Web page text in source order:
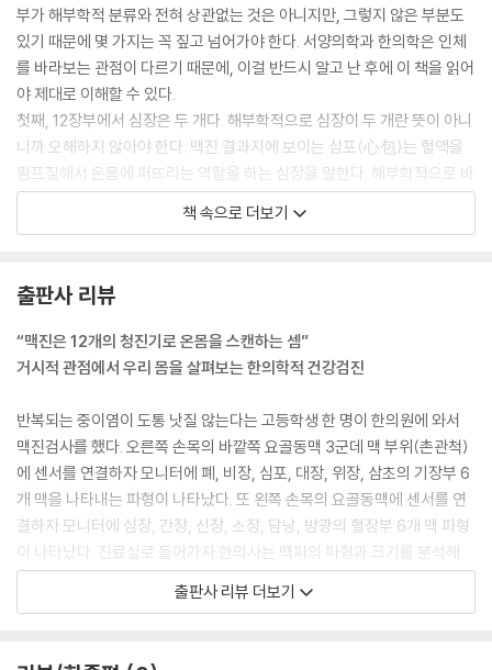
부가 해부학적 분류와 전혀 상관없는 것은 아니지만, 그렇지 않은 부분도
있기 때문에 몇 가지는 꼭 짚고 넘어가야 한다. 서양의학과 한의학은 인체
를 바라보는 관점이 다르기 때문에, 이걸 반드시 알고 난 후에 이 책을 읽어
야 제대로 이해할 수 있다.
첫째, 12장부에서 심장은 두 개다. 해부학적으로 심장이 두 개란 뜻이 아니
니까 오해하지 않아야 한다. 맥진 결과지에 보이는 심포(心包)는 혈액을
펌프질해서 온몸에 퍼뜨리는 역할을 하는 심장을 말한다. 해부학적으로 바
라보는 심장에 좀 더 가까워서, 현대인들이 보통 ‘심장병’이라고 생각하는
협심증, 심근경색 등의 질병을 이 심포맥에서 볼 수 있다.
023년 현재 기점으로 150년이 채 되지 않았다. 우리가 서양의학적 사고방
식에 젖어든 지도 150년이 안 되었다는 뜻이다. 반면에 한의학적 사고는
우리가 쓰는 말에 고스란히 담겨 있다. 우리 몸속 DNA에는 몇 세기 동안
해할 수 있을 것이다. 어떤 일로 마음이 아플 때 우리는 “심장이 아파”라는
말을 쓰기도 한다. 그때의 ‘심장’이 바로 맥진 결과지에 있는 심장이다. 영
어 사전을 찾아봐도 heart는 심장이기도 하고 마음이기도 하다.
--- p.30, 「"먹는 즐거움과 위장장애를 바꾸셨네요”」 중에서
비유하자면 자궁은 동굴이다. 정자가 추운 데 들어가면 활동성이 떨어지지
만 따끈따끈한 데 들어가면 즐거워서 춤을 춘다. 이 환자는 자궁의 상태를
보는 삼초맥이 춥고 거칠거칠했다. 이것은 자궁 점막에 물이 말랐다는 뜻
이다. 자궁이 춥고 건조하면 아기가 생겨도 쉽게 미끄러져 유산된다. 삼초
책 속으로 더보기
출판사 리뷰
“맥진은 12개의 청진기로 온몸을 스캔하는 셈”
거시적 관점에서 우리 몸을 살펴보는 한의학적 건강검진
반복되는 중이염이 도통 낫질 않는다는 고등학생 한 명이 한의원에 와서
맥진검사를 했다. 오른쪽 손목의 바깥쪽 요골동맥 3군데 맥 부위(촌관척)
에 센서를 연결하자 모니터에 폐, 비장, 심포, 대장, 위장, 삼초의 기장부 6
개 맥을 나타내는 파형이 나타났다. 또 왼쪽 손목의 요골동맥에 센서를 연
결하자 모니터에 심장, 간장, 신장, 소장, 담낭, 방광의 혈장부 6개 맥 파형
이 나타났다. 진료실로 들어가자 한의사는 맥파의 파형과 크기를 분석해
귀에서 왜 농이 아물지 않고 염증이 반복되고 있는지 설명해주었다. 귀를
관장하는 신장맥을 보니 춥고 진액이 메마른 상태였기 때문에 항생제를 먹
출판사 리뷰 더보기